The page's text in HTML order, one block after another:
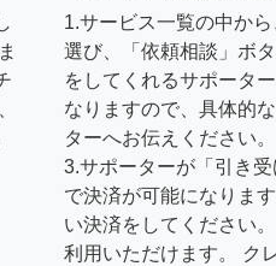
1.サービス一覧の中か
選び、「依頼相談」ボ
をしてくれるサポータ
なりますので、具体的
ターへお伝えください
3.サポーターが「引き
で決済が可能になりま
い決済をしてください
利用いただけます。 ク